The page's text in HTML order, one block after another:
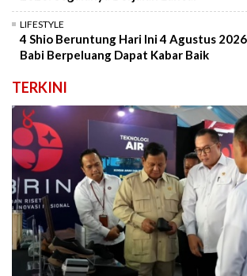
LIFESTYLE
4 Shio Beruntung Hari Ini 4 Agustus
Babi Berpeluang Dapat Kabar Baik
TERKINI